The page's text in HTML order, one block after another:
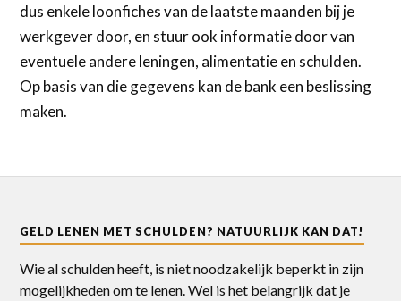
dus enkele loonfiches van de laatste maanden bij je
werkgever door, en stuur ook informatie door van
eventuele andere leningen, alimentatie en schulden.
Op basis van die gegevens kan de bank een beslissing
maken.
GELD LENEN MET SCHULDEN? NATUURLIJK KAN DAT!
Wie al schulden heeft, is niet noodzakelijk beperkt in zijn
mogelijkheden om te lenen. Wel is het belangrijk dat je